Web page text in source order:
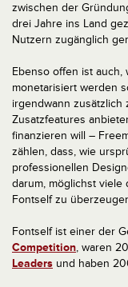
zwischen der
drei Jahre ins Land
Nutzern zugänglich
Ebenso offen ist
monetarisiert werden
irgendwann zusätzlich
Zusatzfeatures
finanzieren will –
zählen, dass, wie
professionellen
darum, möglichst
Fontself zu
Fontself ist einer der
Competition, waren
Leaders und haben